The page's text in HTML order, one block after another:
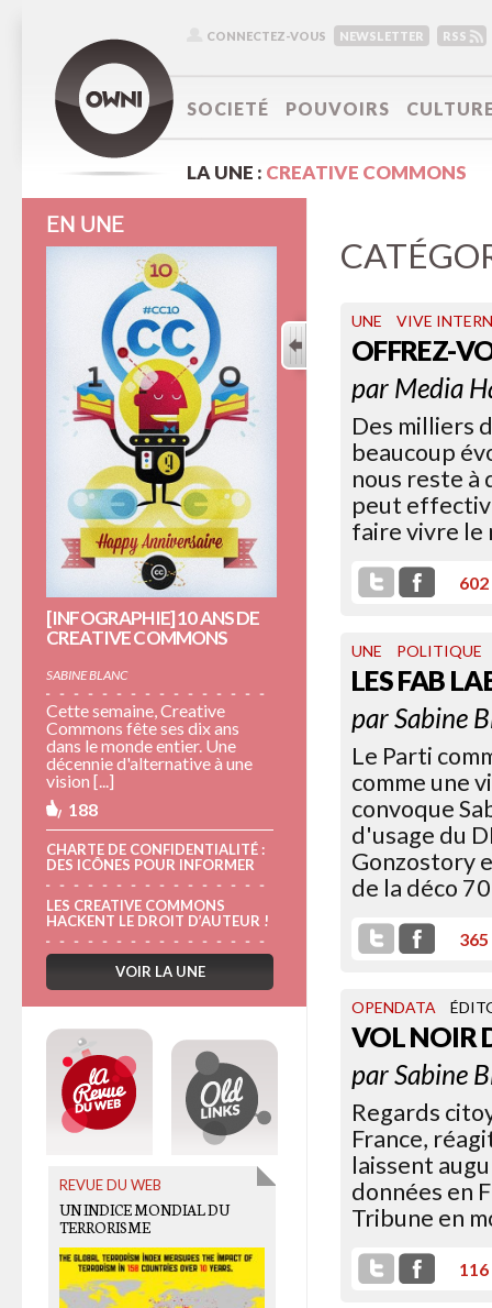
CONNECTEZ-VOUS NEWSLETTER RSS
SOCIETÉ POUVOIRS
LA UNE : CREATIVE COMMONS
UNE VIVE
OFFREZ-
par Media
Des milliers
beaucoup
nous reste à
peut
faire vivre le
602
UNE POLITIQUE
LES FAB
parSabine
Le Parti
comme une
convoque
d'usage du
Gonzostory
de la déco
365
OPENDATA
VOL NOIR
parSabine
Regards
France,
laissent
données en
Tribune en
116
EN UNE
[INFOGRAPHIE] 10 ANS DE
CREATIVE COMMONS
SABINE BLANC
Cette semaine, Creative
Commons fête ses dix ans
dans le monde entier. Une
décennie d'alternative à une
vision [...]
188
CHARTE DE CONFIDENTIALITÉ :
DES ICÔNES POUR INFORMER
LES CREATIVE COMMONS
HACKENT LE DROIT D’AUTEUR !
VOIR LA UNE
REVUE DU WEB
UN INDICE MONDIAL DU
TERRORISME
OLD LINKS
CHRISTIAN VANNESTE
CONTRE LES BRANLEURS DU